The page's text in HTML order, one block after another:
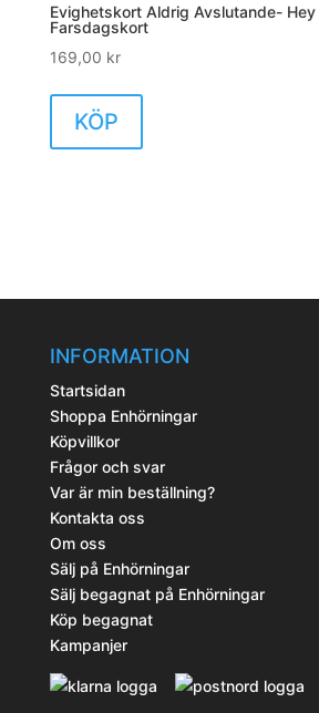
Evighetskort Aldrig Avslutande- Hey
Farsdagskort
169,00 kr
KÖP
INFORMATION
Startsidan
Shoppa Enhörningar
Köpvillkor
Frågor och svar
Var är min beställning?
Kontakta oss
Om oss
Sälj på Enhörningar
Sälj begagnat på Enhörningar
Köp begagnat
Kampanjer